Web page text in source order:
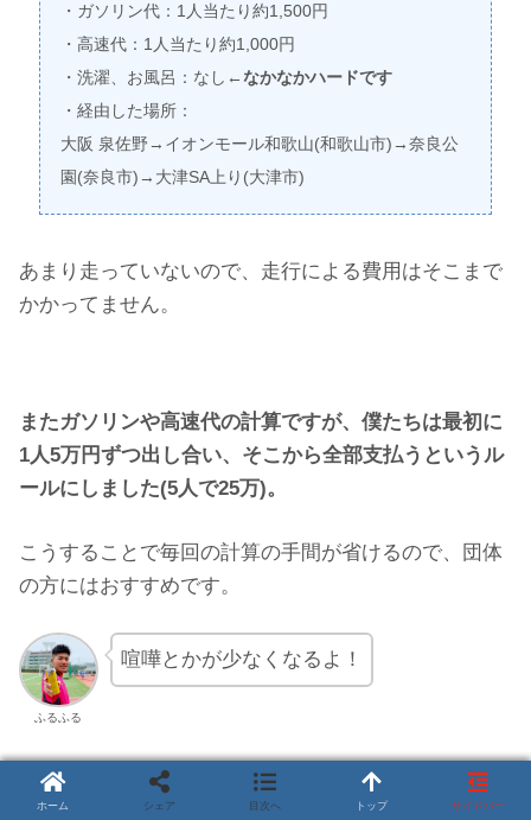
・ガソリン代：1人当たり約1,500円
・高速代：1人当たり約1,000円
・洗濯、お風呂：なし ←なかなかハードです
・経由した場所：
大阪 泉佐野→イオンモール和歌山(和歌山市)→奈良公
園(奈良市)→大津SA上り(大津市)
あまり走っていないので、走行による費用はそこまで
かかってません。
またガソリンや高速代の計算ですが、僕たちは最初に
1人5万円ずつ出し合い、そこから全部支払うというル
ールにしました(5人で25万)。
こうすることで毎回の計算の手間が省けるので、団体
の方にはおすすめです。
ふるふる
喧嘩とかが少なくなるよ！
ホーム シェア 目次へ トップ サイドバー